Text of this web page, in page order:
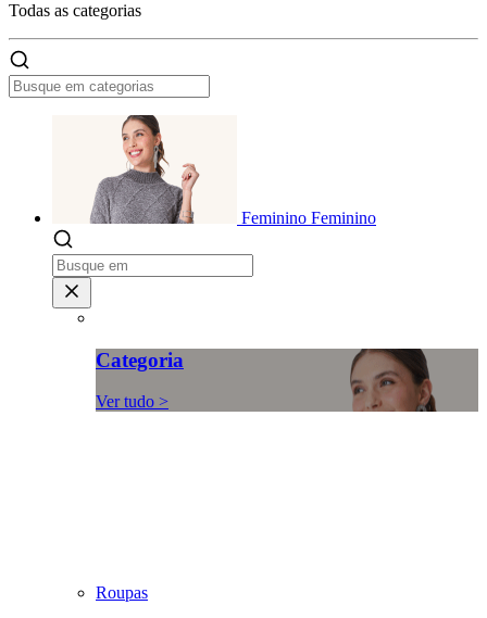
Todas as categorias
Feminino Feminino
Categoria
Ver tudo >
Roupas